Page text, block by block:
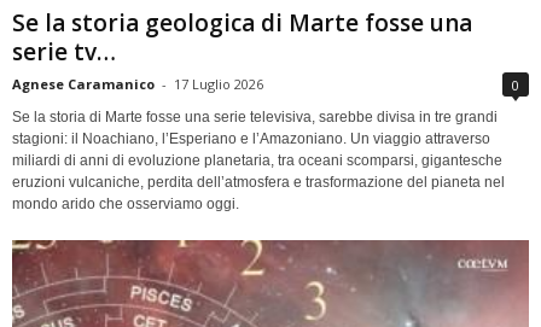
Se la storia geologica di Marte fosse una
serie tv…
Agnese Caramanico - 17 Luglio 2026 0
Se la storia di Marte fosse una serie televisiva, sarebbe divisa in tre grandi
stagioni: il Noachiano, l’Esperiano e l’Amazoniano. Un viaggio attraverso
miliardi di anni di evoluzione planetaria, tra oceani scomparsi, gigantesche
eruzioni vulcaniche, perdita dell’atmosfera e trasformazione del pianeta nel
mondo arido che osserviamo oggi.